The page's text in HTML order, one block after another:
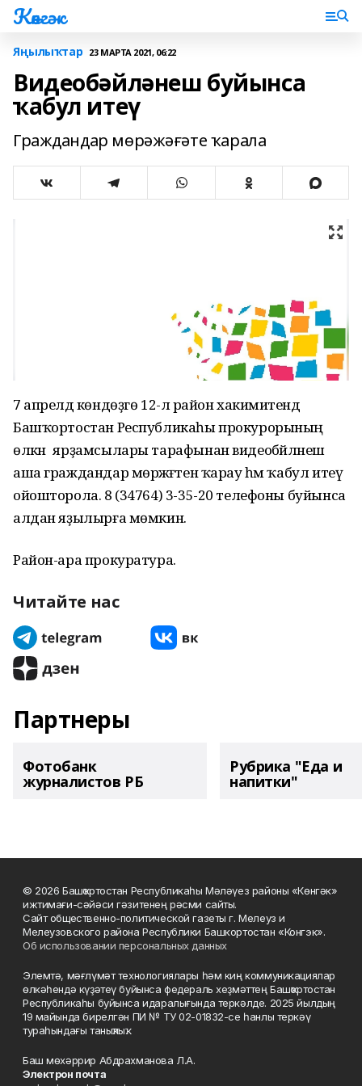
Көнгәк
Яңылыҡтар 23 МАРТА 2021, 06:22
Видеобәйләнеш буйынса
ҡабул итеү
Граждандар мөрәжәғәте ҡарала
7 апрелдә көндөҙгө 12-лә район хакимиәтендә
Башҡортостан Республикаһы прокурорының
өлкән ярҙамсылары тарафынан видеобәйләнеш
аша граждандар мөрәжәғәтен ҡарау һәм ҡабул итеү
ойошторола. 8 (34764) 3-35-20 телефоны буйынса
алдан яҙылырға мөмкин.
Район-ара прокуратура.
Читайте нас
Партнеры
Фотобанк
журналистов РБ
Рубрика "Еда и
напитки"
© 2026 Башҡортостан Республикаһы Мәләүез районы «Көнгәк»
ижтимағи-сәйәси гәзитенең рәсми сайты.
Сайт общественно-политической газеты г. Мелеуз и
Мелеузовского района Республики Башкортостан «Конгэк».
Об использовании персональных данных
Элемтә, мәғлүмәт технологиялары һәм киң коммуникациялар
өлкәһендә күҙәтеү буйынса федераль хеҙмәттең Башҡортостан
Республикаһы буйынса идаралығында теркәлде. 2025 йылдың
19 майында бирелгән ПИ № ТУ 02-01832-се һанлы теркәү
тураһындағы таныҡлыҡ.
Баш мөхәррир Абдрахманова Л.А.
Электрон почта